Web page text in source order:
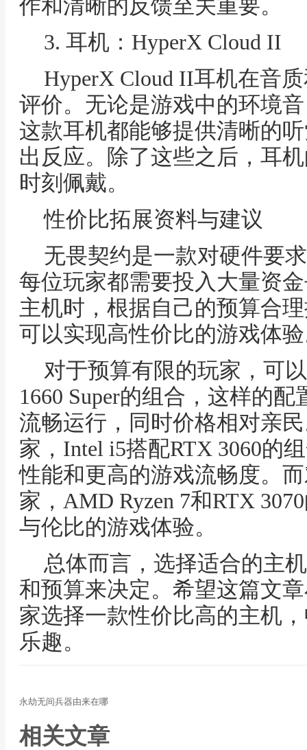
作和清晰的反馈至关重要。
3. 耳机：HyperX Cloud II
HyperX Cloud II耳机在音
评价。无论是游戏中的环境
这款耳机都能够提供清晰的
出反应。除了这些之后，耳
时刻佩戴。
性价比拓展资料与建议
无畏契约是一款对硬件要
每位玩家都需要投入大量资
主机时，根据自己的预算合
可以实现高性价比的游戏体
对于预算有限的玩家，可
1660 Super的组合，这样的
流畅运行，同时价格相对亲
家，Intel i5搭配RTX 3060的
性能和更高的游戏流畅度。
家，AMD Ryzen 7和RTX
与伦比的游戏体验。
总体而言，选择适合的主
和预算来决定。希望这篇文
家选择一款性价比高的主机
乐趣。
永劫无间兵器由来在哪
相关文章